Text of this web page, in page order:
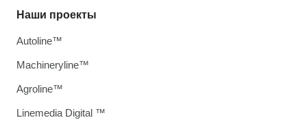
Наши проекты
Autoline™
Machineryline™
Agroline™
Linemedia Digital ™